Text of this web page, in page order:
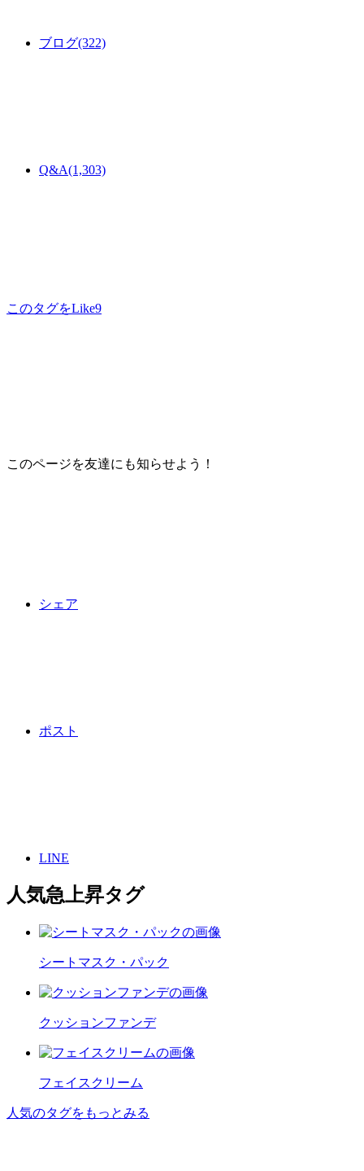
ブログ(322)
Q&A(1,303)
このタグをLike9
このページを友達にも知らせよう！
シェア
ポスト
LINE
人気急上昇タグ
シートマスク・パック
クッションファンデ
フェイスクリーム
人気のタグをもっとみる